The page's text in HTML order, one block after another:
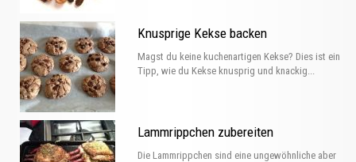
Knusprige Kekse backen
Magst du keine kuchenartigen Kekse? Dies ist ein
Tipp, wie du Kekse knusprig und knackig...
Lammrippchen zubereiten
Die Lammrippchen sind eine ungewöhnliche aber